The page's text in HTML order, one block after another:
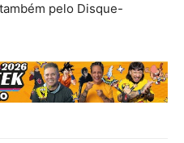
pelo Disque-